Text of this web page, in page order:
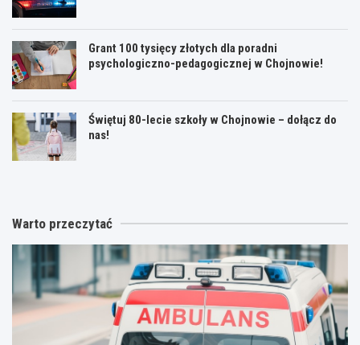
Grant 100 tysięcy złotych dla poradni
psychologiczno-pedagogicznej w Chojnowie!
Świętuj 80-lecie szkoły w Chojnowie – dołącz do
nas!
Warto przeczytać